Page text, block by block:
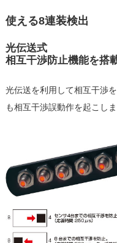
使える8連装検出
光伝送式
相互干渉防止機能を搭
光伝送を利用して相互干渉
も相互干渉誤動作を起こしま